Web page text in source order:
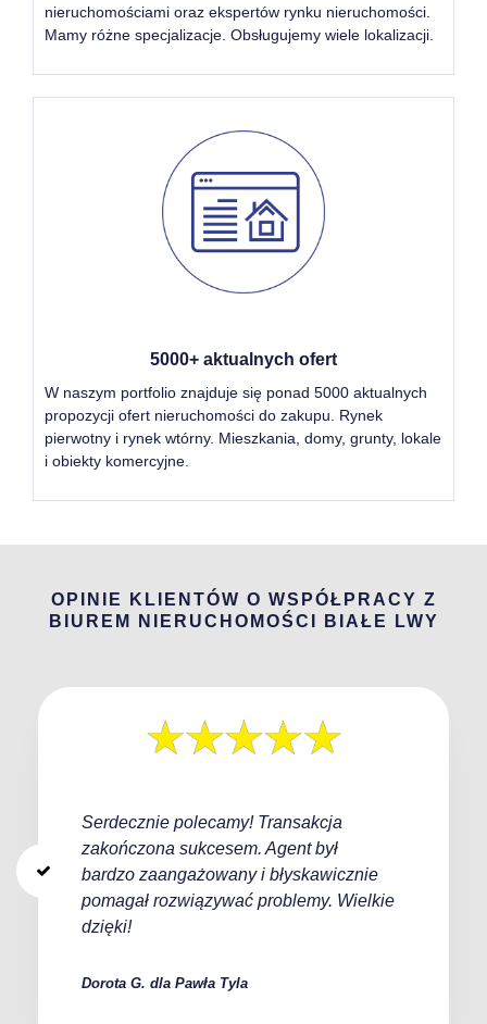
nieruchomościami oraz ekspertów rynku nieruchomości.
Mamy różne specjalizacje. Obsługujemy wiele lokalizacji.
5000+ aktualnych ofert
W naszym portfolio znajduje się ponad 5000 aktualnych
propozycji ofert nieruchomości do zakupu. Rynek
pierwotny i rynek wtórny. Mieszkania, domy, grunty, lokale
i obiekty komercyjne.
OPINIE KLIENTÓW O WSPÓŁPRACY Z
BIUREM NIERUCHOMOŚCI BIAŁE LWY
Serdecznie polecamy! Transakcja
zakończona sukcesem. Agent był
bardzo zaangażowany i błyskawicznie
pomagał rozwiązywać problemy. Wielkie
dzięki!
Dorota G. dla Pawła Tyla